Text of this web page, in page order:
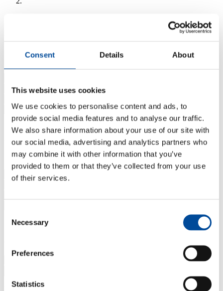
Consent Details About
This website uses cookies
We use cookies to personalise content and ads, to
provide social media features and to analyse our traffic.
We also share information about your use of our site with
our social media, advertising and analytics partners who
may combine it with other information that you’ve
provided to them or that they’ve collected from your use
of their services.
Selection
Necessary
Preferences
Statistics
Huidig adres
Soort woning*
Lift*
Aantal kamers
Nieuw adres
Lift*
Weet je de exacte datum van je verhuizing nog niet? Vul dan de